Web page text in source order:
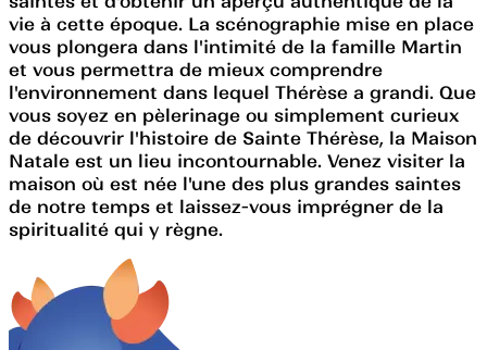
vie à cette époque. La scénographie mise en place
vous plongera dans l'intimité de la famille Martin
et vous permettra de mieux comprendre
l'environnement dans lequel Thérèse a grandi. Que
vous soyez en pèlerinage ou simplement curieux
de découvrir l'histoire de Sainte Thérèse, la Maison
Natale est un lieu incontournable. Venez visiter la
maison où est née l'une des plus grandes saintes
de notre temps et laissez-vous imprégner de la
spiritualité qui y règne.